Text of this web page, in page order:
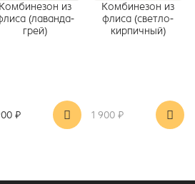
Комбинезон из
(лаванда-
грей)
₽
Комбинезон из
флиса (светло-
кирпичный)
1 900 ₽